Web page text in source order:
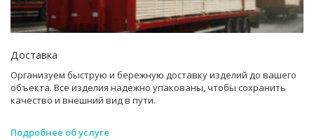
Доставка
Организуем быструю и бережную доставку изделий до вашего
объекта. Все изделия надежно упакованы, чтобы сохранить
качество и внешний вид в пути.
Подробнее об услуге